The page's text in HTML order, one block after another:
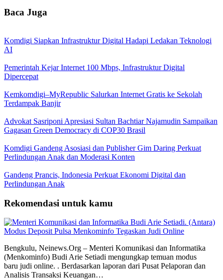
Baca Juga
Komdigi Siapkan Infrastruktur Digital Hadapi Ledakan Teknologi
AI
Pemerintah Kejar Internet 100 Mbps, Infrastruktur Digital
Dipercepat
Kemkomdigi–MyRepublic Salurkan Internet Gratis ke Sekolah
Terdampak Banjir
Advokat Sasriponi Apresiasi Sultan Bachtiar Najamudin Sampaikan
Gagasan Green Democracy di COP30 Brasil
Komdigi Gandeng Asosiasi dan Publisher Gim Daring Perkuat
Perlindungan Anak dan Moderasi Konten
Gandeng Prancis, Indonesia Perkuat Ekonomi Digital dan
Perlindungan Anak
Rekomendasi untuk kamu
Modus Deposit Pulsa Menkominfo Tegaskan Judi Online
Bengkulu, Neinews.Org – Menteri Komunikasi dan Informatika
(Menkominfo) Budi Arie Setiadi mengungkap temuan modus
baru judi online. . Berdasarkan laporan dari Pusat Pelaporan dan
Analisis Transaksi Keuangan…